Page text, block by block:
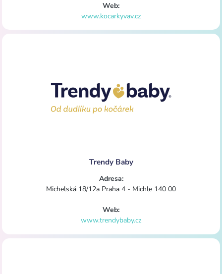
Web:
www.kocarkyvav.cz
Trendy Baby
Adresa:
Michelská 18/12a Praha 4 - Michle 140 00
Web:
www.trendybaby.cz